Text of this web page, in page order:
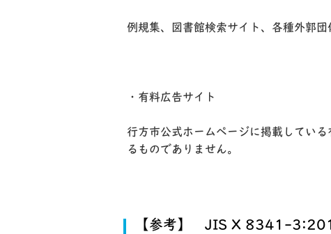
例規集、図書館検索サイト、各種外郭
・有料広告サイト
行方市公式ホームページに掲載してい
るものでありません。
【参考】 JIS X 8341-